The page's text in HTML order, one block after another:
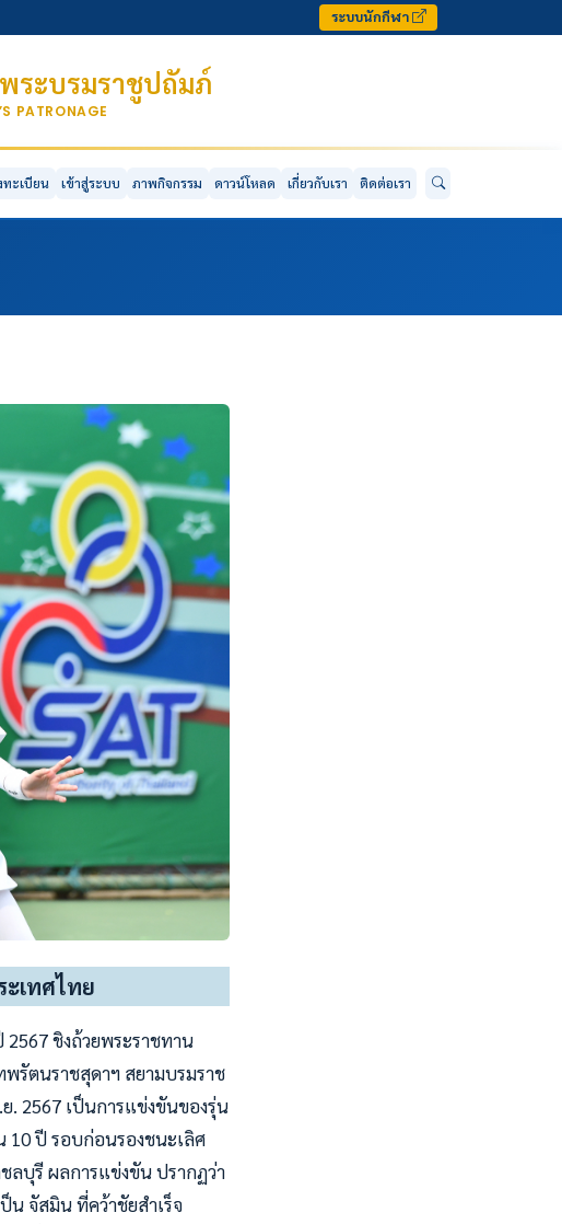
ระบบนักกีฬา
ระบรมราชูปถัมภ์
PATRONAGE
ทะเบียน เข้าสู่ระบบ ภาพกิจกรรม ดาวน์โหลด เกี่ยวกับเรา ติดต่อเรา
เทศไทย
ชิงถ้วยพระราชทาน
รัตนราชสุดาฯ สยามบรมราช
2567 เป็นการแข่งขันของรุ่น
10 ปี รอบก่อนรองชนะเลิศ
บุรี ผลการแข่งขัน ปรากฏว่า
น จัสมิน ที่คว้าชัยสำเร็จ